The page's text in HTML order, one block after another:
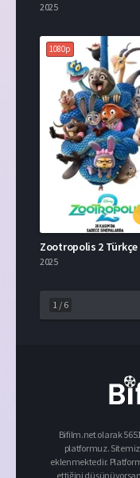
2025
1080p
2025
1 / 6
Bifilm.net olarak
platformuz.
eklenmektedir.
ettiğini